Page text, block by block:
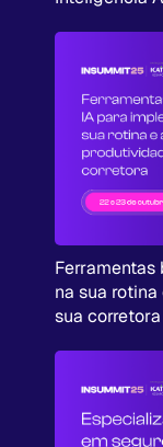
na sua
sua corretora